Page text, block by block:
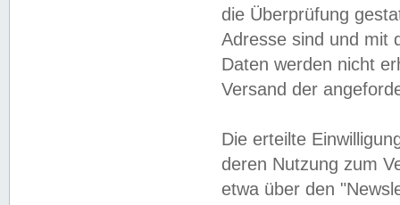
die Überprüfung
Adresse sind und mit
Daten werden nicht
Versand der
Die erteilte
deren Nutzung zum
etwa über den